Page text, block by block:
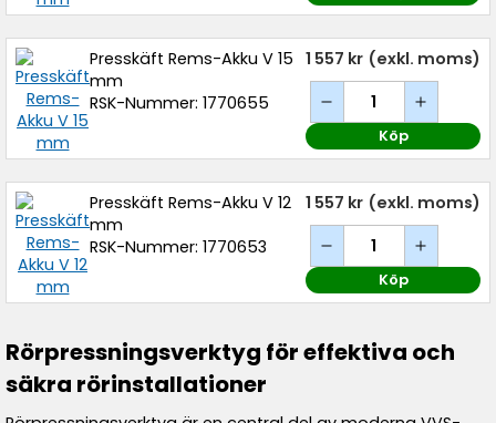
Presskäft Rems-Akku V 15
mm
RSK-Nummer: 1770655
1 557 kr (exkl. moms)
Köp
Presskäft Rems-Akku V 12
mm
RSK-Nummer: 1770653
1 557 kr (exkl. moms)
Köp
Rörpressningsverktyg för effektiva och
säkra rörinstallationer